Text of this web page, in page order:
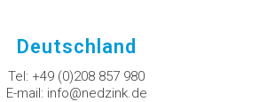
Deutschland
Tel: +49 (0)208 857 980
E-mail: info@nedzink.de